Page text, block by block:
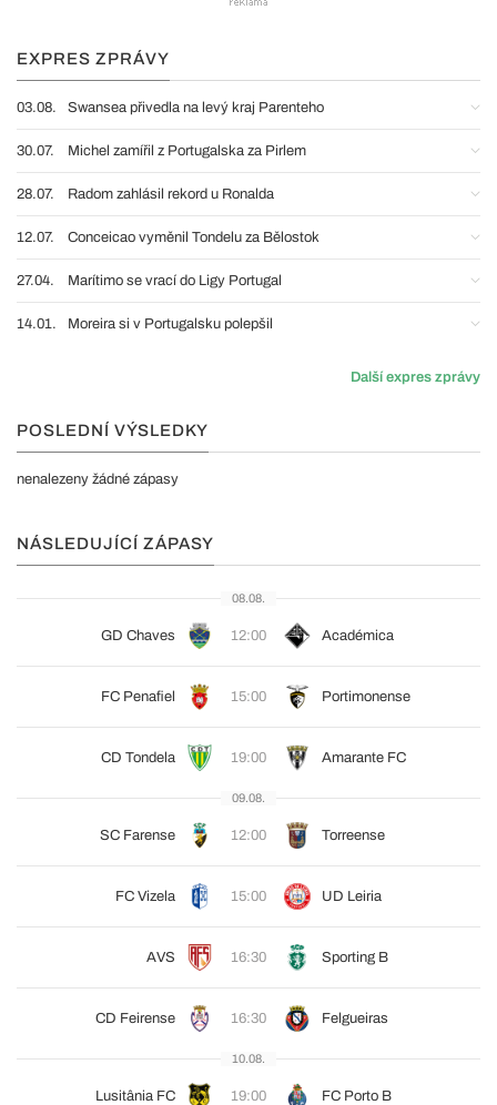
EXPRES ZPRÁVY
03.08. Swansea přivedla na levý kraj Parenteho
30.07. Michel zamířil z Portugalska za Pirlem
28.07. Radom zahlásil rekord u Ronalda
12.07. Conceicao vyměnil Tondelu za Bělostok
27.04. Marítimo se vrací do Ligy Portugal
14.01. Moreira si v Portugalsku polepšil
Další expres zprávy
POSLEDNÍ VÝSLEDKY
nenalezeny žádné zápasy
NÁSLEDUJÍCÍ ZÁPASY
08.08.
GD Chaves 12:00 Académica
FC Penafiel 15:00 Portimonense
CD Tondela 19:00 Amarante FC
09.08.
SC Farense 12:00 Torreense
FC Vizela 15:00 UD Leiria
AVS 16:30 Sporting B
CD Feirense 16:30 Felgueiras
10.08.
Lusitânia FC 19:00 FC Porto B